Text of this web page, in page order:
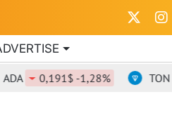
0,191$ -1,28% TON